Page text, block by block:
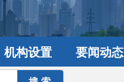
机构设置 要闻动态
全球震讯